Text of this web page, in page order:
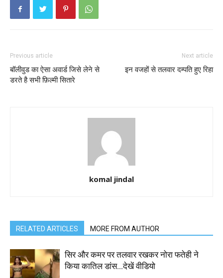
Previous article
बॉलीवुड का ऐसा अवार्ड जिसे लेने से
डरते है सभी फ़िल्मी सितारे
Next article
इन वजहों से तलवार दम्पति हुए रिहा
komal jindal
RELATED ARTICLES MORE FROM AUTHOR
सिर और कमर पर तलवार रखकर नोरा फतेही ने
किया कातिल डांस…देखें वीडियो